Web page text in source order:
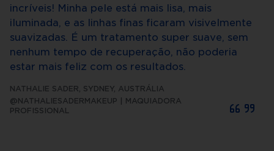
incríveis! Minha pele está mais lisa, mais
iluminada, e as linhas finas ficaram visivelmente
suavizadas. É um tratamento super suave, sem
nenhum tempo de recuperação, não poderia
estar mais feliz com os resultados.
NATHALIE SADER SYDNEY, AUSTRÁLIA
@NATHALIESADERMAKEUP | MAQUIADORA
PROFISSIONAL